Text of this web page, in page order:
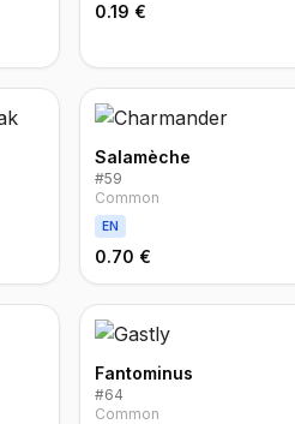
0.19 €
Salamèche
#59
Common
EN
0.70 €
Fantominus
#64
Common